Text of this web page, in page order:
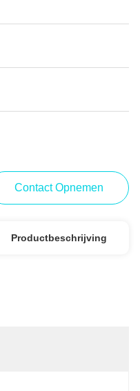
Contact Opnemen
Productbeschrijving